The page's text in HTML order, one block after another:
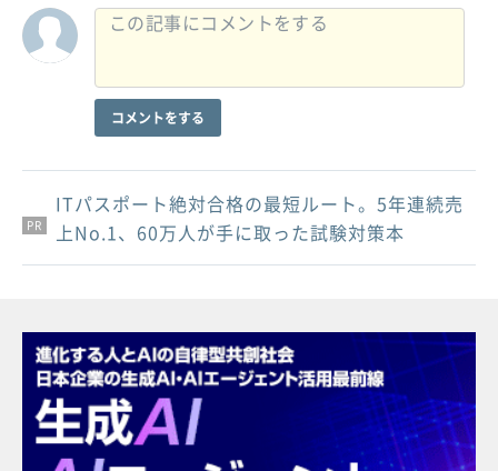
コメントをする
PR
PR
PR
ITパスポート絶対合格の最短ルート。5年連続売
上No.1、60万人が手に取った試験対策本